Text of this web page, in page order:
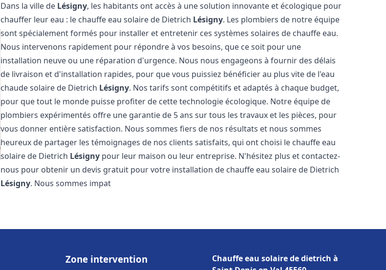
Dans la ville de Lésigny, les habitants ont accès à une solution innovante et écologique pour
chauffer leur eau : le chauffe eau solaire de Dietrich Lésigny. Les plombiers de notre équipe
sont spécialement formés pour installer et entretenir ces systèmes solaires de chauffe eau.
Nous intervenons rapidement pour répondre à vos besoins, que ce soit pour une
installation neuve ou une réparation d'urgence. Nous nous engageons à fournir des délais
de livraison et d'installation rapides, pour que vous puissiez bénéficier au plus vite de l'eau
chaude solaire de Dietrich Lésigny. Nos tarifs sont compétitifs et adaptés à chaque budget,
pour que tout le monde puisse profiter de cette technologie écologique. Notre équipe de
plombiers expérimentés offre une garantie de 5 ans sur tous les travaux et les pièces, pour
vous donner entière satisfaction. Nous sommes fiers de nos résultats et nous sommes
heureux de partager les témoignages de nos clients satisfaits, qui ont choisi le chauffe eau
solaire de Dietrich Lésigny pour leur maison ou leur entreprise. N'hésitez plus et contactez-
nous pour obtenir un devis gratuit pour votre installation de chauffe eau solaire de Dietrich
Lésigny. Nous sommes impat
Zone intervention
Chauffe eau solaire de dietrich à